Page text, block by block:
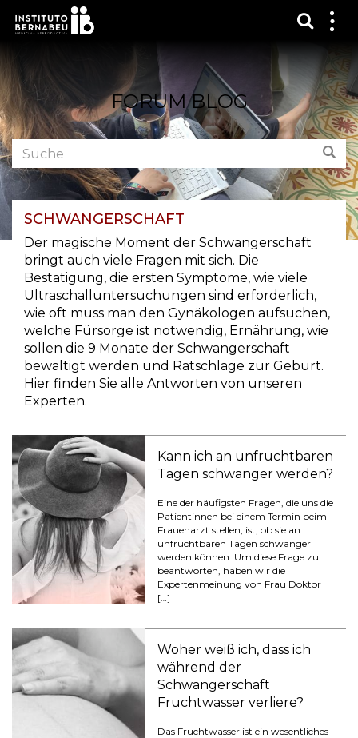
FORUM BLOG
Foren
durchsuchen:
SCHWANGERSCHAFT
Der magische Moment der Schwangerschaft
bringt auch viele Fragen mit sich. Die
Bestätigung, die ersten Symptome, wie viele
Ultraschalluntersuchungen sind erforderlich,
wie oft muss man den Gynäkologen aufsuchen,
welche Fürsorge ist notwendig, Ernährung, wie
sollen die 9 Monate der Schwangerschaft
bewältigt werden und Ratschläge zur Geburt.
Hier finden Sie alle Antworten von unseren
Experten.
Kann ich an unfruchtbaren
Tagen schwanger werden?
Eine der häufigsten Fragen, die uns die
Patientinnen bei einem Termin beim
Frauenarzt stellen, ist, ob sie an
unfruchtbaren Tagen schwanger
werden können. Um diese Frage zu
beantworten, haben wir die
Expertenmeinung von Frau Doktor
[…]
Woher weiß ich, dass ich
während der
Schwangerschaft
Fruchtwasser verliere?
Das Fruchtwasser ist ein wesentliches